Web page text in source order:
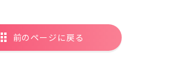
前のページに戻る